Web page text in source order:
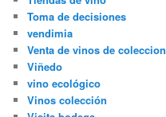
Toma de decisiones
vendimia
Venta de vinos de coleccion
Viñedo
vino ecológico
Vinos colección